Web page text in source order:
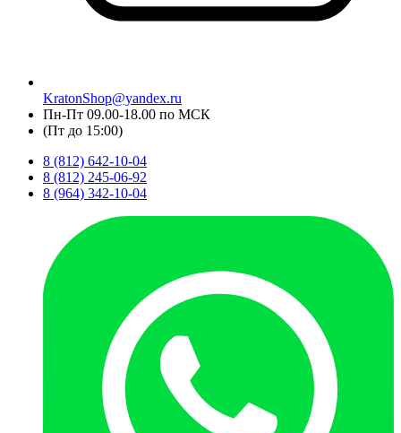
KratonShop@yandex.ru
Пн-Пт 09.00-18.00 по МСК
(Пт до 15:00)
8 (812) 642-10-04
8 (812) 245-06-92
8 (964) 342-10-04